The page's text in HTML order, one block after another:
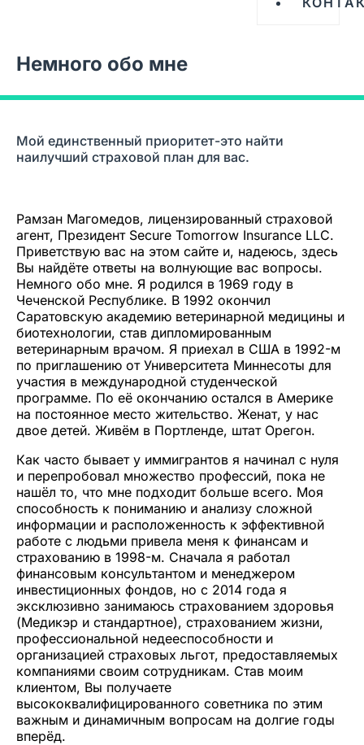
Немного обо мне
Мой единственный приоритет-это найти
наилучший страховой план для вас.
Рамзан Магомедов, лицензированный страховой
агент, Президент Secure Tomorrow Insurance LLC.
Приветствую вас на этом сайте и, надеюсь, здесь
Вы найдёте ответы на волнующие вас вопросы.
Немного обо мне. Я родился в 1969 году в
Чеченской Республике. В 1992 окончил
Саратовскую академию ветеринарной медицины и
биотехнологии, став дипломированным
ветеринарным врачом. Я приехал в США в 1992-м
по приглашению от Университета Миннесоты для
участия в международной студенческой
программе. По её окончанию остался в Америке
на постоянное место жительство. Женат, у нас
двое детей. Живём в Портленде, штат Орегон.
Как часто бывает у иммигрантов я начинал с нуля
и перепробовал множество профессий, пока не
нашёл то, что мне подходит больше всего. Моя
способность к пониманию и анализу сложной
информации и расположенность к эффективной
работе с людьми привела меня к финансам и
страхованию в 1998-м. Сначала я работал
финансовым консультантом и менеджером
инвестиционных фондов, но с 2014 года я
эксклюзивно занимаюсь страхованием здоровья
(Медикэр и стандартное), страхованием жизни,
профессиональной недееспособности и
организацией страховых льгот, предоставляемых
компаниями своим сотрудникам. Став моим
клиентом, Вы получаете
высококвалифицированного советника по этим
важным и динамичным вопросам на долгие годы
вперёд.